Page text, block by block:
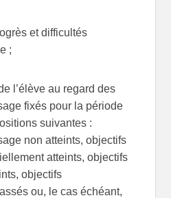
et difficultés
;
l’élève au regard des
fixés pour la période
suivantes :
non atteints, objectifs
atteints, objectifs
objectifs
ou, le cas échéant,